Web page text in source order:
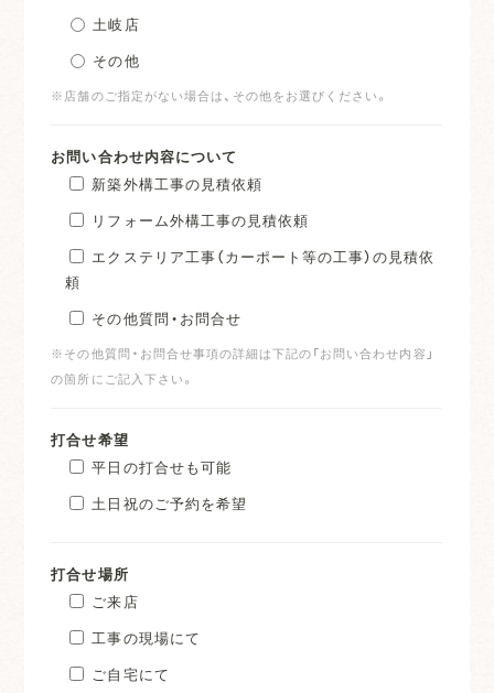
土岐店
その他
※店舗のご指定がない場合は、その他をお選びください。
お問い合わせ内容について
新築外構工事の見積依頼
リフォーム外構工事の見積依頼
エクステリア工事（カーポート等の工事）の見積依
頼
その他質問・お問合せ
※その他質問・お問合せ事項の詳細は下記の「お問い合わせ内容」
の箇所にご記入下さい。
打合せ希望
平日の打合せも可能
土日祝のご予約を希望
打合せ場所
ご来店
工事の現場にて
ご自宅にて